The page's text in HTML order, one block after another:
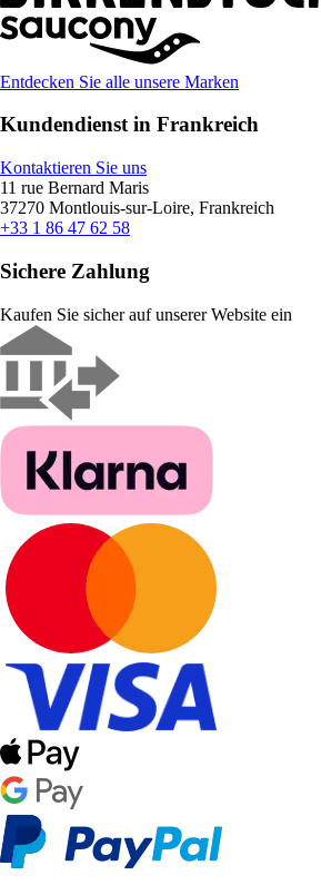
Entdecken Sie alle unsere Marken
Kundendienst in Frankreich
Kontaktieren Sie uns
11 rue Bernard Maris
37270 Montlouis-sur-Loire, Frankreich
+33 1 86 47 62 58
Sichere Zahlung
Kaufen Sie sicher auf unserer Website ein